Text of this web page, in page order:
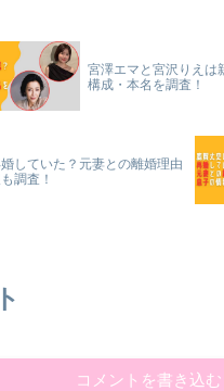
宮澤エマと宮沢りえは
構成・本名を調査！
していた？元妻との離婚理由
調査！
コメントを書き込む